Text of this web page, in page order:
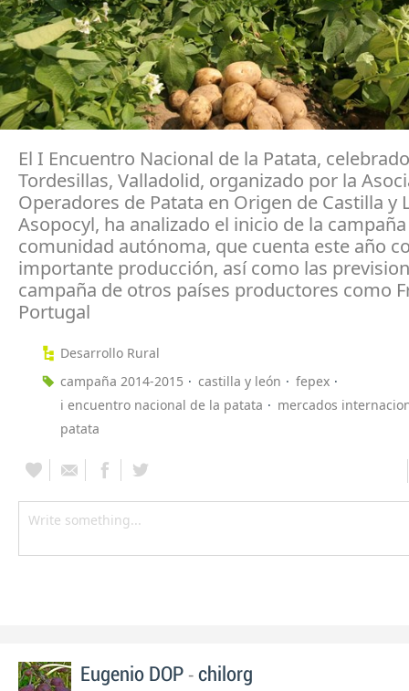
El I Encuentro Nacional de la Patata,
Tordesillas, Valladolid, organizado por la
Operadores de Patata en Origen de Castilla y
Asopocyl, ha analizado el inicio de la
comunidad autónoma, que cuenta este año
importante producción, así como las
campaña de otros países productores como
Portugal
Desarrollo Rural
campaña 2014-2015
castilla y león
fepex
i encuentro nacional de la patata
mercados
patata
Eugenio DOP - chilorg